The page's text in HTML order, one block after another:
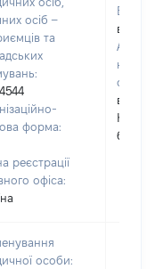
осіб –
та
форма:
реєстрації
офіса:
Email:
Адреса
буд.13
особи: